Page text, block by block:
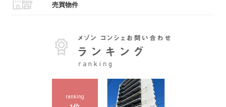
売買物件
ranking